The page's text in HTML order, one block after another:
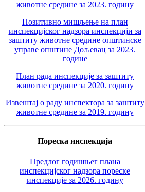
животне средине за 2023. годину
Позитивно мишљење на план
инспекцијског надзора инспекцији за
заштиту животне средине општинске
управе општине Дољевац за 2023.
године
План рада инспекције за заштиту
животне средине за 2020. годину
Извештај о раду инспектора за заштиту
животне средине за 2019. годину
Пореска инспекција
Предлог годишњег плана
инспекцијског надзора пореске
инспекције за 2026. годину